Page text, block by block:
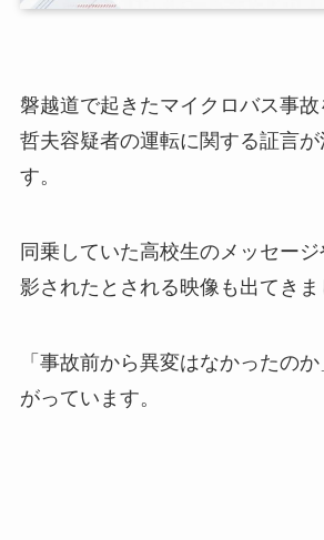
磐越道で起きたマイクロバス事
哲夫容疑者の運転に関する証言が
す。
同乗していた高校生のメッセー
影されたとされる映像も出てきま
「事故前から異変はなかったの
がっています。